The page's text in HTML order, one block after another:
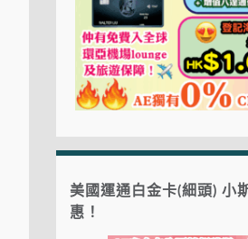
美國運通白金卡(細頭) 小
惠！